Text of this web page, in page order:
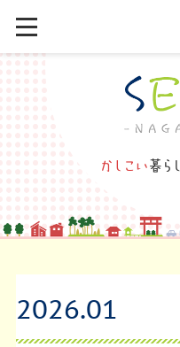
2026.01